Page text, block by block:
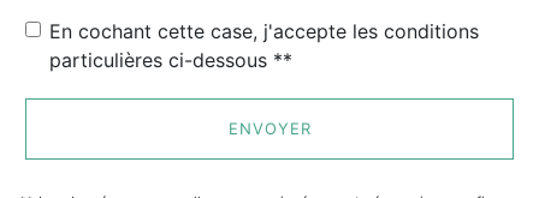
En cochant cette case, j'accepte les conditions
particulières ci-dessous **
ENVOYER